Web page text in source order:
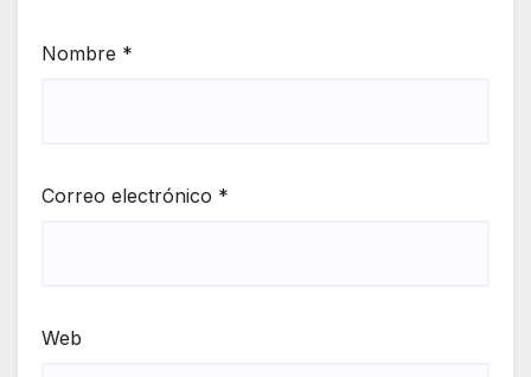
Nombre *
Correo electrónico *
Web